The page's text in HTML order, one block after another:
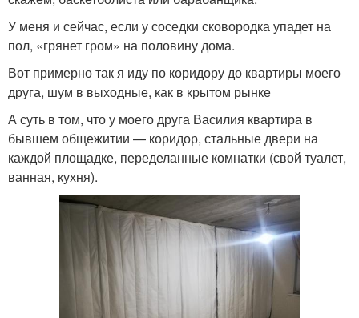
У меня и сейчас, если у соседки сковородка упадет на
пол, «грянет гром» на половину дома.
Вот примерно так я иду по коридору до квартиры моего
друга, шум в выходные, как в крытом рынке
А суть в том, что у моего друга Василия квартира в
бывшем общежитии — коридор, стальные двери на
каждой площадке, переделанные комнатки (свой туалет,
ванная, кухня).